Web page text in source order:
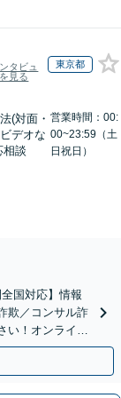
タビュ
見る
東京都
(対面・
デオな
相談
営業時間：00:
00~23:59（土
日祝日）
国対応】情報
欺／コンサル詐
い！オンライン